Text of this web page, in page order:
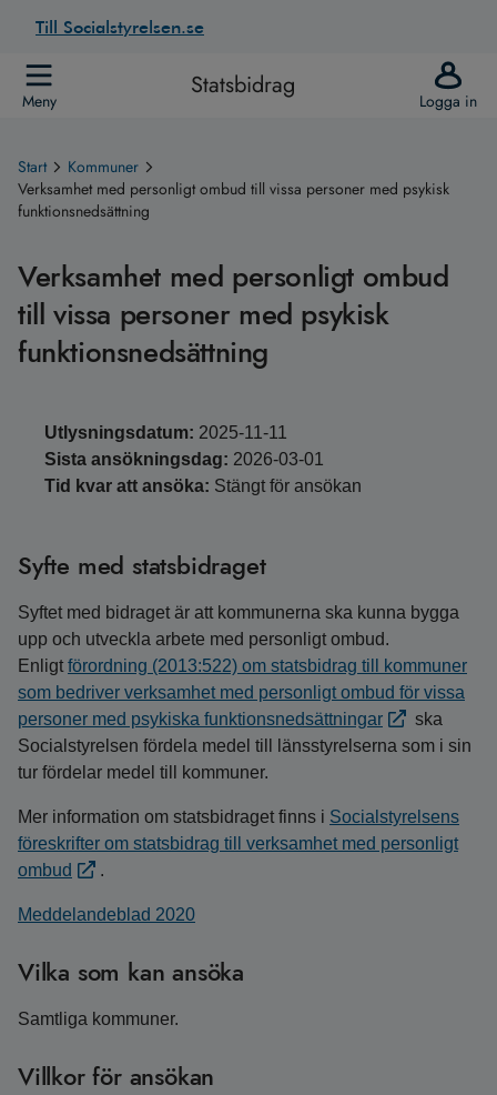
Till Socialstyrelsen.se
Meny Statsbidrag Logga in
Start
Kommuner
Verksamhet med personligt ombud till vissa personer med psykisk
funktionsnedsättning
Verksamhet med personligt ombud
till vissa personer med psykisk
funktionsnedsättning
Utlysningsdatum: 2025-11-11
Sista ansökningsdag: 2026-03-01
Tid kvar att ansöka: Stängt för ansökan
Syfte med statsbidraget
Syftet med bidraget är att kommunerna ska kunna bygga
upp och utveckla arbete med personligt ombud.
Enligt förordning (2013:522) om statsbidrag till kommuner
som bedriver verksamhet med personligt ombud för vissa
personer med psykiska funktionsnedsättningar
ska
Socialstyrelsen fördela medel till länsstyrelserna som i sin
tur fördelar medel till kommuner.
Mer information om statsbidraget finns i Socialstyrelsens
föreskrifter om statsbidrag till verksamhet med personligt
ombud
.
Meddelandeblad 2020
Vilka som kan ansöka
Samtliga kommuner.
Villkor för ansökan